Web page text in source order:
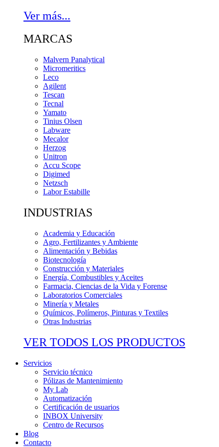
Ver más...
MARCAS
Malvern Panalytical
Micromeritics
Leco
Agilent
Tescan
Tecnal
Yamato
Tinius Olsen
Labware
Mecalor
Herzog
Unitron
Accu Scope
Digimed
Netzsch
Labor Estabille
INDUSTRIAS
Academia y Educación
Agro, Fertilizantes y Ambiente
Alimentación y Bebidas
Biotecnología
Construcción y Materiales
Energía, Combustibles y Aceites
Farmacia, Ciencias de la Vida y Forense
Laboratorios Comerciales
Minería y Metales
Químicos, Polímeros, Pinturas y Textiles
Otras Industrias
VER TODOS LOS PRODUCTOS
Servicios
Servicio técnico
Pólizas de Mantenimiento
My Lab
Automatización
Certificación de usuarios
INBOX University
Centro de Recursos
Blog
Contacto